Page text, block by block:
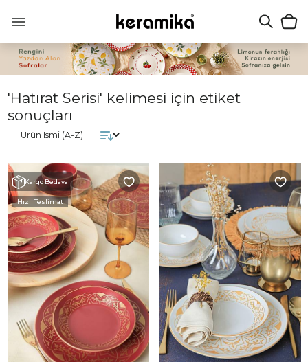
'Hatırat Serisi' kelimesi için etiket
sonuçları
Kargo Bedava
Hızlı Teslimat